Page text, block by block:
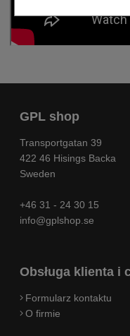
GPL shop
Transportgatan 39
422 46 Hisings Backa
Sweden
+46 31 - 24 30 15
info@gplshop.se
Obsługa klienta i
Formularz kontaktu
O firmie